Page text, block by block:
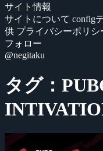
サイト情報
サイトについて config
供 プライバシーポリシ
フォロー
@negitaku
タグ：